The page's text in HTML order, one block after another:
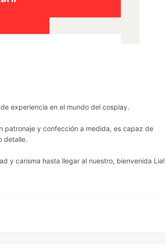
experiencia en el mundo del cosplay.
patronaje y confección a medida, es capaz de
detalle.
y carisma hasta llegar al nuestro, bienvenida Lia!